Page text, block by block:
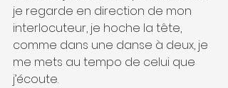
je regarde en direction de mon
interlocuteur, je hoche la tête,
comme dans une danse à deux, je
me mets au tempo de celui que
j’écoute.